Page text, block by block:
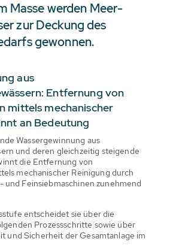
Masse werden Meer-
zur Deckung des
gewonnen.
aus
Entfernung von
mittels mechanischer
an Bedeutung
Wassergewinnung aus
und deren gleichzeitig steigende
die Entfernung von
mechanischer Reinigung durch
und Feinsiebmaschinen zunehmend
entscheidet sie über die
Prozessschritte sowie über
und Sicherheit der Gesamtanlage im